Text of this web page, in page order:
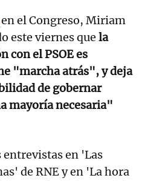
en el Congreso, Miriam
este viernes que la
con el PSOE es
"marcha atrás", y deja
de gobernar
mayoría necesaria"
entrevistas en 'Las
de RNE y en 'La hora